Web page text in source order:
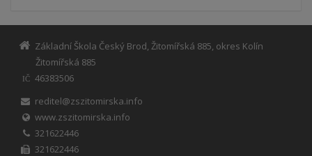
Základní Škola Český Brod, Žitomířská 885, okres Kolín
Žitomířská 885
IČ
46383506
reditel@zszitomirska.info
www.zszitomirska.info
321622446
321622446